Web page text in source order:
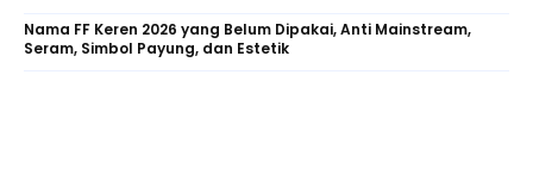
Nama FF Keren 2026 yang Belum Dipakai, Anti Mainstream,
Seram, Simbol Payung, dan Estetik